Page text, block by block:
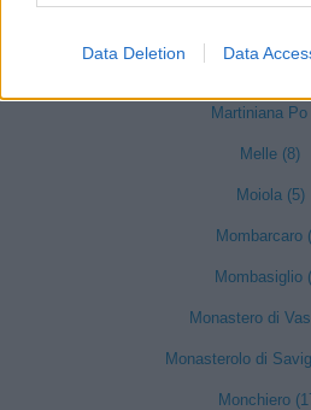
Data Deletion Data
Martiniana Po
Melle (8)
Moiola (5)
Mombarcaro
Mombasiglio
Monastero di
Monasterolo di
Monchiero